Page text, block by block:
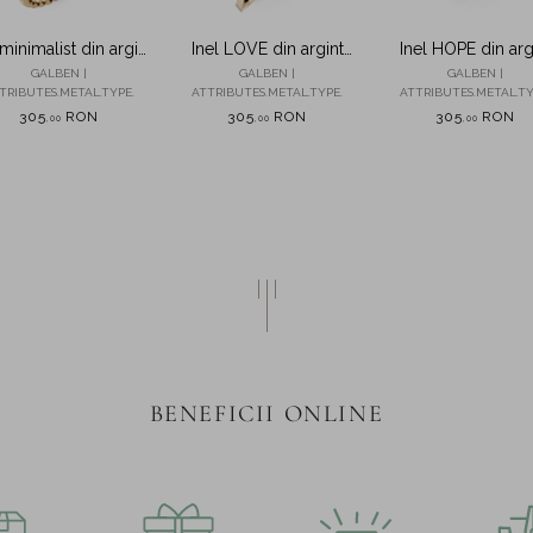
din argint
galben cu bilute
GALBEN |
305 ,00 RON
Inel LOVE din argint
galben
GALBEN |
ATTRIBUTES.METAL.TYPE.
305 ,00 RON
Inel HOPE din
galben cu insertii
GALBEN |
305 ,00 RON
BENEFICII ONLINE